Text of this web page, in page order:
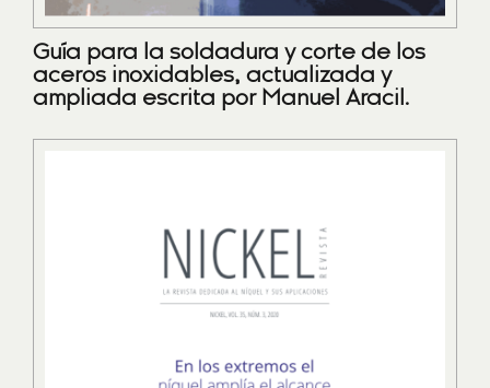
Guía para la soldadura y corte de los
aceros inoxidables, actualizada y
ampliada escrita por Manuel Aracil.